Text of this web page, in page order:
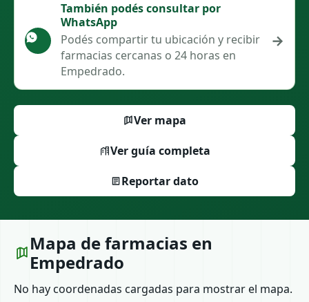
También podés consultar por
WhatsApp
Podés compartir tu ubicación y recibir
farmacias cercanas o 24 horas en
Empedrado.
→
Ver mapa
Ver guía completa
Reportar dato
Mapa de farmacias en
Empedrado
No hay coordenadas cargadas para mostrar el mapa.